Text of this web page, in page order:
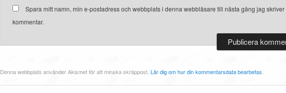
Spara mitt namn, min e-postadress och webbplats i denna webbläsare till nästa gång jag skriver
kommentar.
Denna webbplats använder Akismet för att minska skräppost. Lär dig om hur din kommentarsdata bearbetas